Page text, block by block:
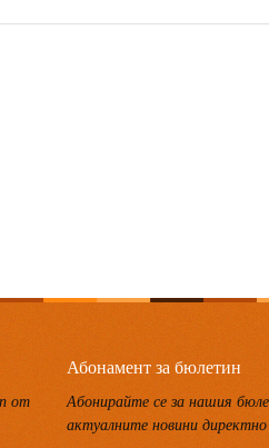
от
Абонамент за бюлетин
Абонирайте се за нашия
актуалните новини